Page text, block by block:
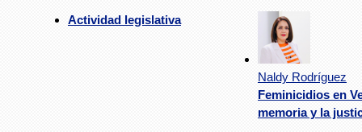
Actividad legislativa
Naldy Rodríguez
Feminicidios en
memoria y la